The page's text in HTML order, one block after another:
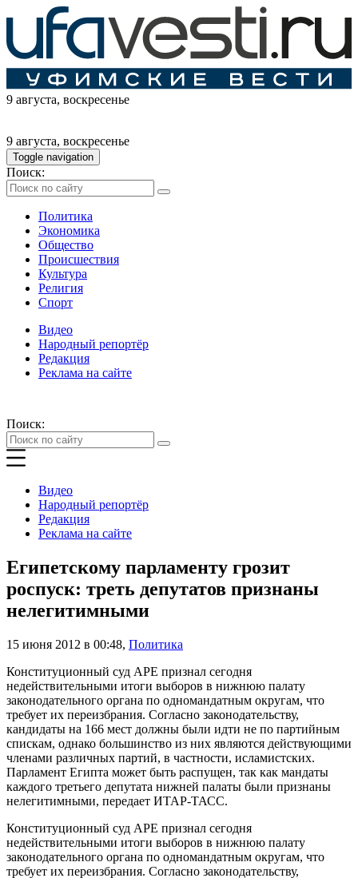
9 августа, воскресенье
9 августа, воскресенье
Toggle navigation
Поиск:
Политика
Экономика
Общество
Происшествия
Культура
Религия
Спорт
Видео
Народный репортёр
Редакция
Реклама на сайте
Поиск:
Видео
Народный репортёр
Редакция
Реклама на сайте
Египетскому парламенту грозит
роспуск: треть депутатов признаны
нелегитимными
15 июня 2012 в 00:48, Политика
Конституционный суд АРЕ признал сегодня
недействительными итоги выборов в нижнюю палату
законодательного органа по одномандатным округам, что
требует их переизбрания. Согласно законодательству,
кандидаты на 166 мест должны были идти не по партийным
спискам, однако большинство из них являются действующими
членами различных партий, в частности, исламистских.
Парламент Египта может быть распущен, так как мандаты
каждого третьего депутата нижней палаты были признаны
нелегитимными, передает ИТАР-ТАСС.
Конституционный суд АРЕ признал сегодня
недействительными итоги выборов в нижнюю палату
законодательного органа по одномандатным округам, что
требует их переизбрания. Согласно законодательству,